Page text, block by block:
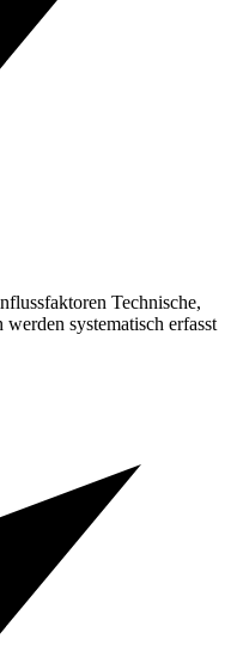
Technische,
systematisch erfasst